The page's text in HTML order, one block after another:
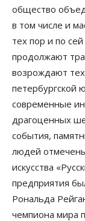
общество
в том числе и
тех пор и по
продолжают
возрождают
петербургской
современные
драгоценных
события,
людей
искусства
предприятия
Рональда
чемпиона мира